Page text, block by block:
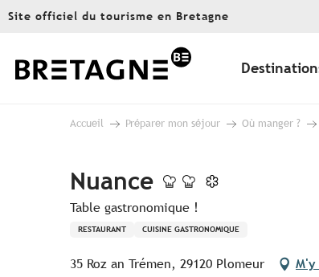
Aller
principal
Site officiel du tourisme en Bretagne
Accueil Préparer mon séjour Où manger ?
Nuance
Table gastronomique !
RESTAURANT CUISINE GASTRONOMIQUE
35 Roz an Trémen, 29120 Plomeur